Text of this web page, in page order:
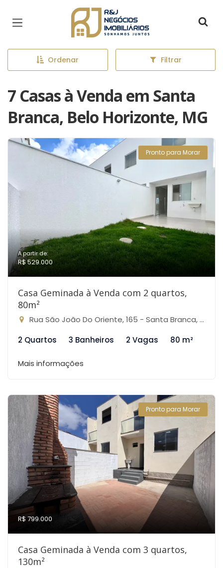
Página inicial
Ordenar Filtrar
7 Casas à Venda em Santa
Branca, Belo Horizonte, MG
Pronto para Morar
A partir de:
R$ 529.000
Casa Geminada à Venda com 2 quartos,
80m²
Rua São João Do Oriente, 165 - Santa Branca, Belo Horizonte-MG
2 Quartos
3 Banheiros 2 Vagas 80 m²
Mais informações
Pronto para Morar
R$ 799.000
Casa Geminada à Venda com 3 quartos,
130m²